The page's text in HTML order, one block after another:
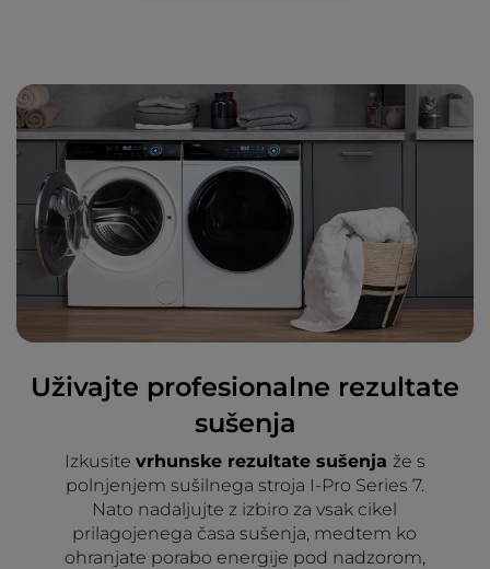
Uživajte profesionalne rezultate
sušenja
Izkusite vrhunske rezultate sušenja že s
polnjenjem sušilnega stroja I-Pro Series 7.
Nato nadaljujte z izbiro za vsak cikel
prilagojenega časa sušenja, medtem ko
ohranjate porabo energije pod nadzorom,